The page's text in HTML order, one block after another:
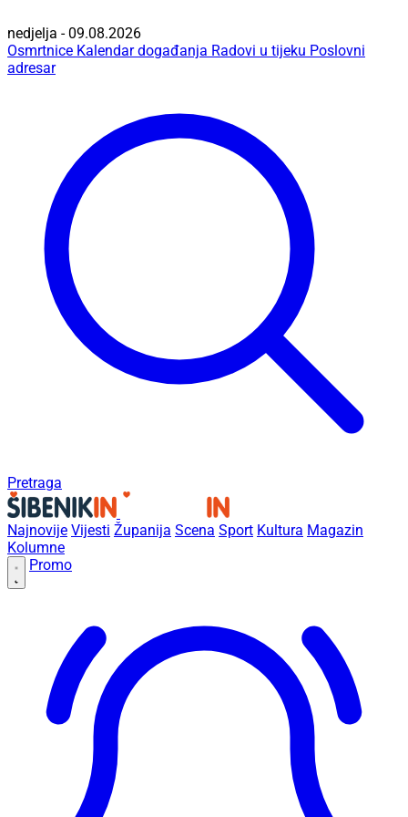
nedjelja - 09.08.2026
Osmrtnice Kalendar događanja Radovi u tijeku Poslovni
adresar
Pretraga
Najnovije Vijesti Županija Scena Sport Kultura Magazin
Kolumne
Promo